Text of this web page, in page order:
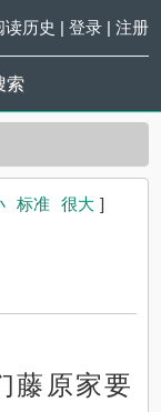
读历史 | 登录| 注册
索
标准 很大 ]
藤原家要